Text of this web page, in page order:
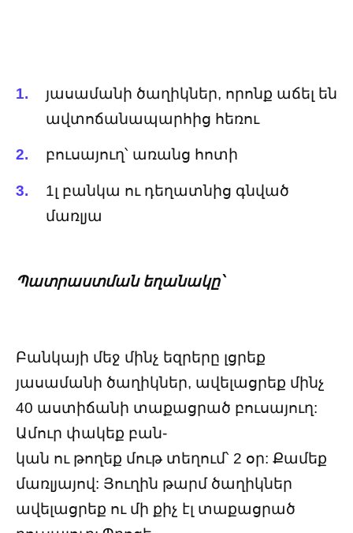
յասամանի ծաղիկներ, որոնք աճել են
ավտոճանապարհից հեռու
բուսայուղ՝ առանց հոտի
1լ բանկա ու դեղատնից գնված
մառլյա
Պատրաստման եղանակը՝
Բանկայի մեջ մինչ եզրերը լցրեք
յասամանի ծաղիկներ, ավելացրեք մինչ
40 աստիճանի տաքացրած բուսայուղ:
Ամուր փակեք բան-
կան ու թողեք մութ տեղում՝ 2 օր: Քամեք
մառլյայով: Յուղին թարմ ծաղիկներ
ավելացրեք ու մի քիչ էլ տաքացրած